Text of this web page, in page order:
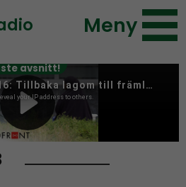
avsnitt!
Meny